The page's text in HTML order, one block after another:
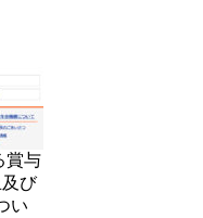
賞与
び
い